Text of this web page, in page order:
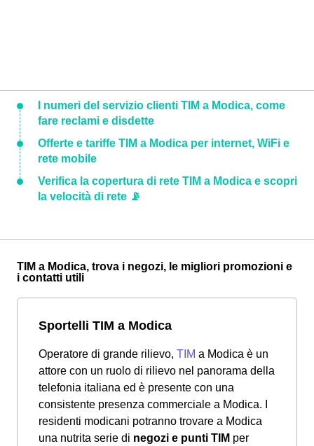
I numeri del servizio clienti TIM a Modica, come
fare reclami e disdette
Offerte e tariffe TIM a Modica per internet, WiFi e
rete mobile
Verifica la copertura di rete TIM a Modica e scopri
la velocità di rete 📡
TIM a Modica, trova i negozi, le migliori promozioni e
i contatti utili
Sportelli TIM a Modica
Operatore di grande rilievo, TIM a Modica è un
attore con un ruolo di rilievo nel panorama della
telefonia italiana ed è presente con una
consistente presenza commerciale a Modica. I
residenti modicani potranno trovare a Modica
una nutrita serie di negozi e punti TIM per